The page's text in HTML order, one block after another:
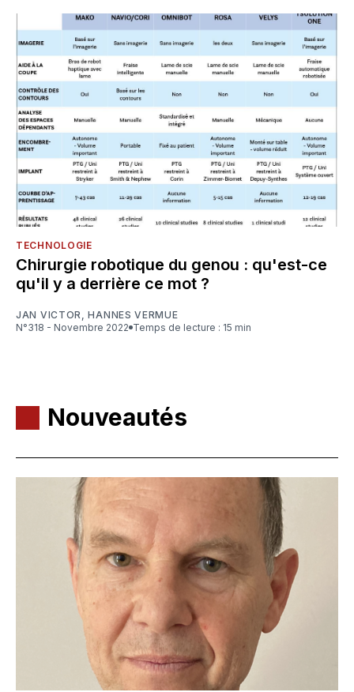
TECHNOLOGIE
Chirurgie robotique du genou : qu'est-ce
qu'il y a derrière ce mot ?
JAN VICTOR ,HANNES VERMUE
N°318 - Novembre 2022
Temps de lecture : 15 min
Nouveautés